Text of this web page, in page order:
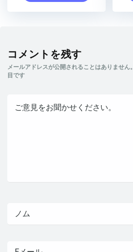
コメントを残す
メールアドレスが公開されることはありません。
目です